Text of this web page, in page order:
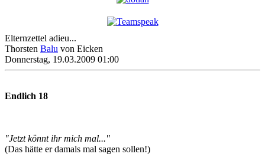
Elternzettel adieu...
Thorsten Balu von Eicken
Donnerstag, 19.03.2009 01:00
Endlich 18
"Jetzt könnt ihr mich mal..."
(Das hätte er damals mal sagen sollen!)